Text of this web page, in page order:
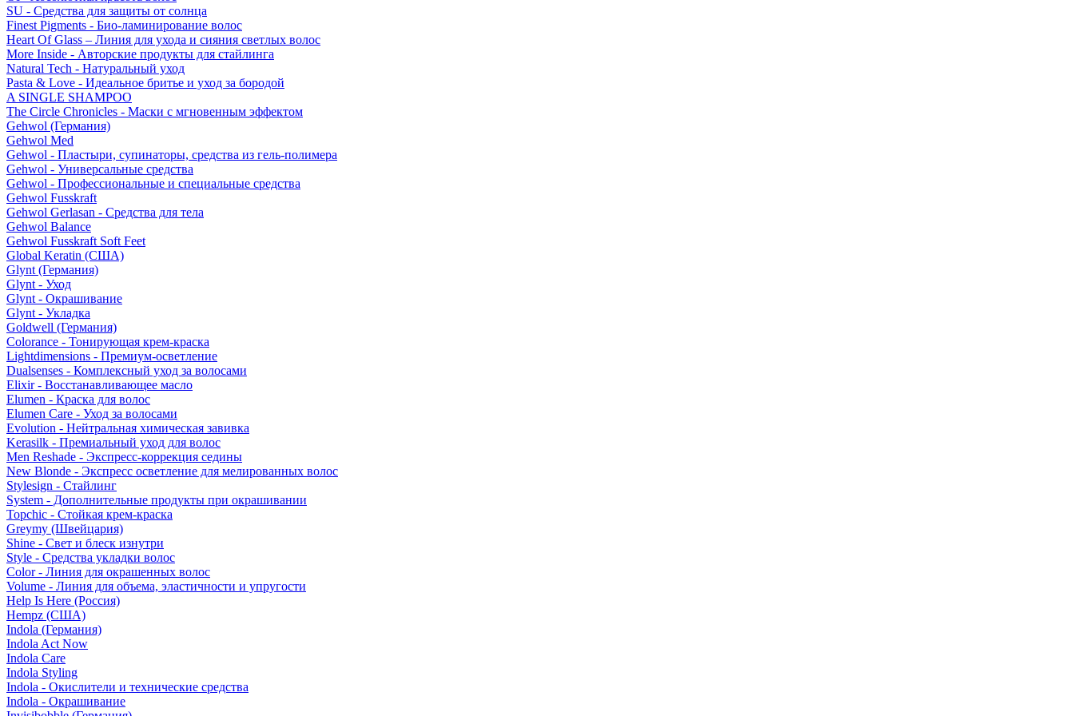
SU - Средства для защиты от солнца
Finest Pigments - Био-ламинирование волос
Heart Of Glass – Линия для ухода и сияния светлых волос
More Inside - Авторские продукты для стайлинга
Natural Tech - Натуральный уход
Pasta & Love - Идеальное бритье и уход за бородой
A SINGLE SHAMPOO
The Circle Chronicles - Маски с мгновенным эффектом
Gehwol (Германия)
Gehwol Med
Gehwol - Пластыри, супинаторы, средства из гель-полимера
Gehwol - Универсальные средства
Gehwol - Профессиональные и специальные средства
Gehwol Fusskraft
Gehwol Gerlasan - Средства для тела
Gehwol Balance
Gehwol Fusskraft Soft Feet
Global Keratin (США)
Glynt (Германия)
Glynt - Уход
Glynt - Окрашивание
Glynt - Укладка
Goldwell (Германия)
Colorance - Тонирующая крем-краска
Lightdimensions - Премиум-осветление
Dualsenses - Комплексный уход за волосами
Elixir - Восстанавливающее масло
Elumen - Краска для волос
Elumen Care - Уход за волосами
Evolution - Нейтральная химическая завивка
Kerasilk - Премиальный уход для волос
Men Reshade - Экспресс-коррекция седины
New Blonde - Экспресс осветление для мелированных волос
Stylesign - Стайлинг
System - Дополнительные продукты при окрашивании
Topchic - Стойкая крем-краска
Greymy (Швейцария)
Shine - Свет и блеск изнутри
Style - Средства укладки волос
Color - Линия для окрашенных волос
Volume - Линия для объема, эластичности и упругости
Help Is Here (Россия)
Hempz (США)
Indola (Германия)
Indola Act Now
Indola Care
Indola Styling
Indola - Окислители и технические средства
Indola - Окрашивание